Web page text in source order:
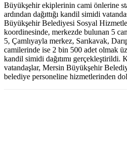
Büyükşehir ekiplerinin cami önlerine
ardından dağıttığı kandil simidi
Büyükşehir Belediyesi Sosyal
koordinesinde, merkezde bulunan 5
5, Çamlıyayla merkez, Sarıkavak,
camilerinde ise 2 bin 500 adet olmak
kandil simidi dağıtımı gerçekleştirildi.
vatandaşlar, Mersin Büyükşehir
belediye personeline hizmetlerinden